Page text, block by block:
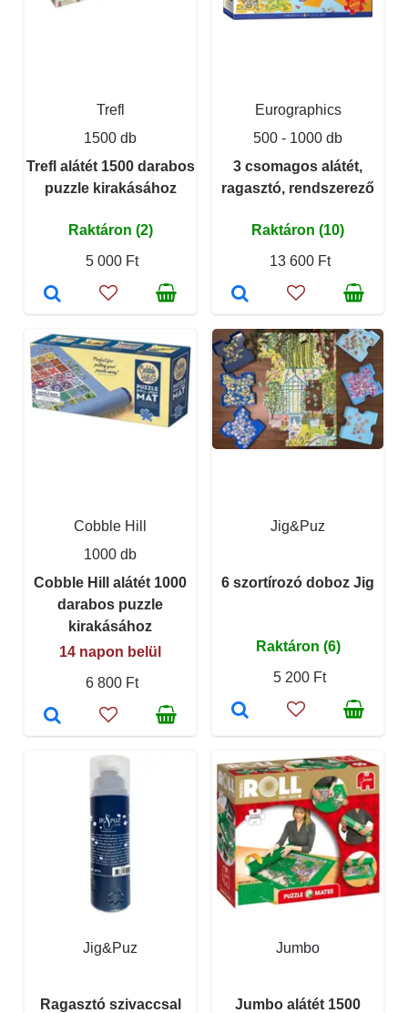
Trefl
1500 db
Trefl alátét 1500 darabos
puzzle kirakásához
Raktáron (2)
5 000 Ft
Eurographics
500 - 1000 db
3 csomagos alátét,
ragasztó, rendszerező
Raktáron (10)
13 600 Ft
Cobble Hill
1000 db
Cobble Hill alátét 1000
darabos puzzle
kirakásához
14 napon belül
6 800 Ft
Jig&Puz
6 szortírozó doboz Jig
Raktáron (6)
5 200 Ft
Jig&Puz
Ragasztó szivaccsal
Jumbo
Jumbo alátét 1500